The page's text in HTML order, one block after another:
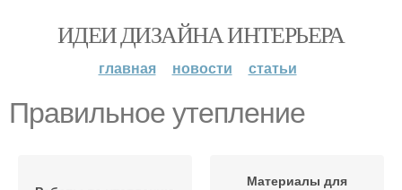
ИДЕИ ДИЗАЙНА ИНТЕРЬЕРА
главная новости статьи
Правильное утепление
Материалы для